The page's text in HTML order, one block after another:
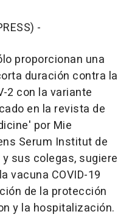
-
proporcionan una
duración contra la
2 con la variante
en la revista de
por Mie
Serum Institut de
sus colegas, sugiere
vacuna COVID-19
de la protección
y la hospitalización.